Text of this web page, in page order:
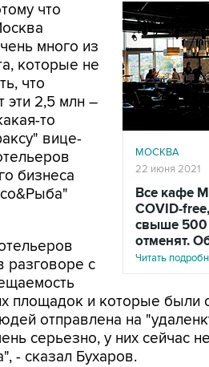
МОСКВА
22 июня 2021
Все кафе
COVID-
свыше 500
отменят.
Читать
что
много из
которые не
что
эти 2,5 млн –
то
вице-
бизнеса
разговоре с
площадок и которые были
отправлена на
серьезно, у них сейчас
- сказал Бухаров.